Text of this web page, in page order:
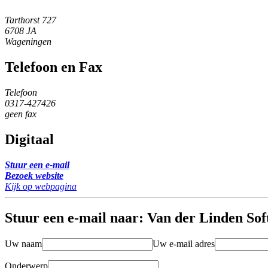
Tarthorst 727
6708 JA
Wageningen
Telefoon en Fax
Telefoon
0317-427426
geen fax
Digitaal
Stuur een e-mail
Bezoek website
Kijk op webpagina
Stuur een e-mail naar: Van der Linden
Uw naam Uw e-mail adres
Onderwerp